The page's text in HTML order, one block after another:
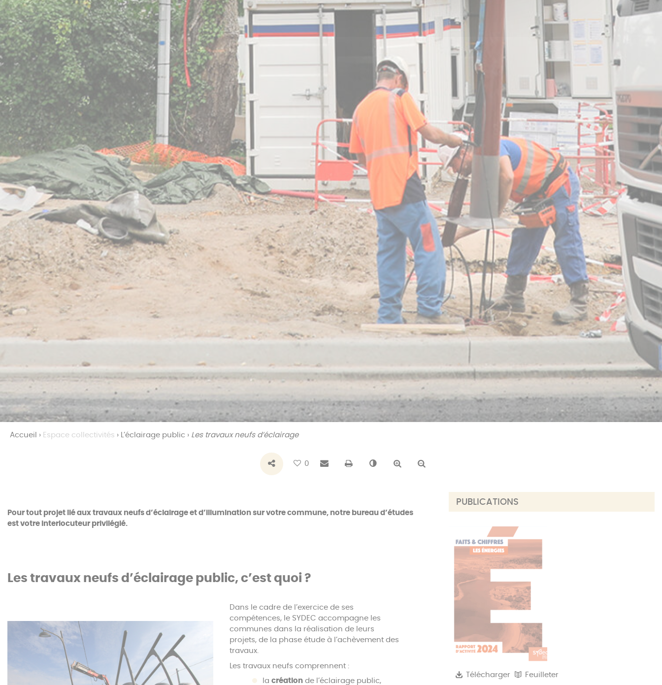
Accueil › Espace collectivités › L’éclairage public › Les travaux neufs d’éclairage
Bouton de partage
0 Envoyer par e-mail
ImprimerChanger le contraste
Agrandir le texte
Pour tout projet lié aux travaux neufs d’éclairage et d’illumination sur votre commune, notre bureau d’études
est votre interlocuteur privilégié.
Les travaux neufs d’éclairage public, c’est quoi ?
Dans le cadre de l’exercice de ses
compétences, le SYDEC accompagne les
communes dans la réalisation de leurs
projets, de la phase étude à l’achèvement des
travaux.
Les travaux neufs comprennent :
la créationde l’éclairage public,
PUBLICATIONS
Télécharger Feuilleter